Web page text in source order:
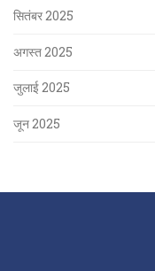
सितंबर 2025
अगस्त 2025
जुलाई 2025
जून 2025